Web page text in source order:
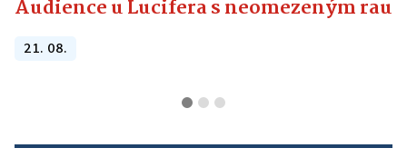
Audience u Lucifera s neomezeným
21. 08.